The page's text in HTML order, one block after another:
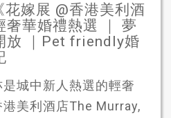
嫁展 @香港美利酒
奢華婚禮熱選 ｜ 夢
放 ｜Pet friendly婚
城中新人熱選的輕奢
美利酒店The Murray,